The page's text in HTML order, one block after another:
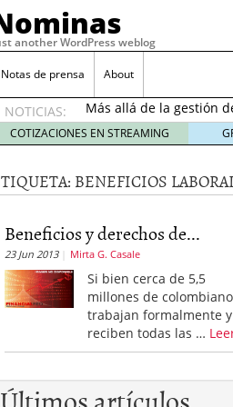
another WordPress weblog
Notas de prensa About
NOTICIAS:
Desempleo Colombia
Más allá de la gestión
Una digitalización
en el sector financiero
Consejos para el
Más allá de la gestión
COTIZACIONES EN STREAMING
BENEFICIOS
Beneficios y derechos de...
23 Jun 2013 Mirta G. Casale
Si bien cerca de 5,5
millones de
trabajan formalmente y
reciben todas las …